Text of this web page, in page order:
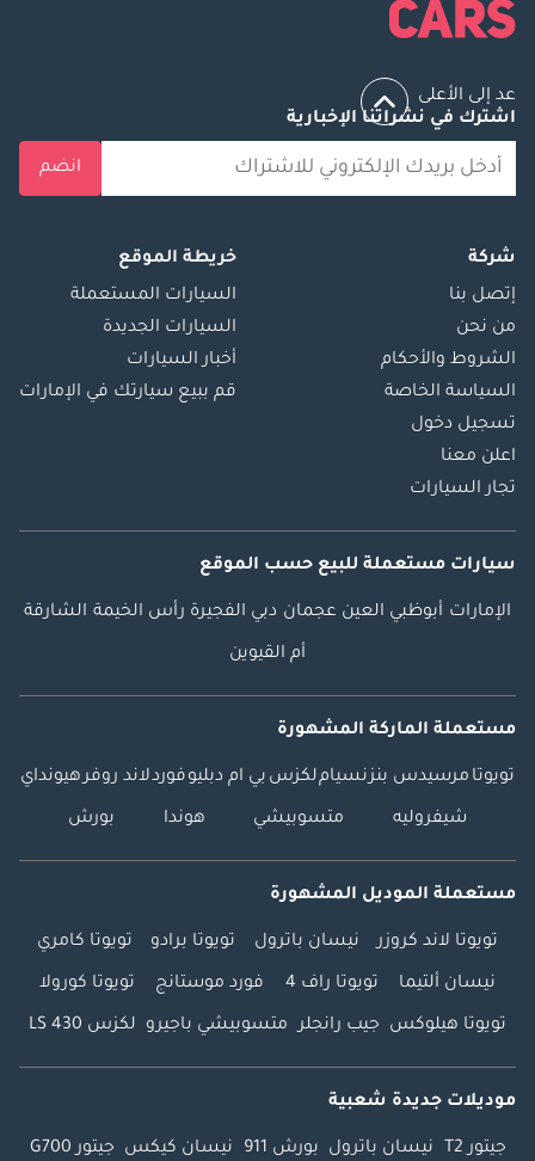
عد إلى الأعلى
اشترك في نشراتنا الإخبارية
انضم
شركة
إتصل بنا
من نحن
الشروط والأحكام
السياسة الخاصة
تسجيل دخول
اعلن معنا
تجار السيارات
خريطة الموقع
السيارات المستعملة
السيارات الجديدة
أخبار السيارات
قم ببيع سيارتك في الإمارات
سيارات مستعملة للبيع حسب الموقع
الإمارات أبوظبي العين عجمان دبي الفجيرة رأس الخيمة الشارقة
أم القيوين
مستعملة الماركة المشهورة
تويوتا مرسيدس بنزنسياملكزس بي ام دبليوفوردلاند روفرهيونداي
شيفروليه متسوبيشي هوندا بورش
مستعملة الموديل المشهورة
تويوتا لاند كروزر نيسان باترول تويوتا برادو تويوتا كامري
نيسان ألتيما تويوتا راف 4 فورد موستانج تويوتا كورولا
تويوتا هيلوكس جيب رانجلر متسوبيشي باجيرو لكزس LS 430
موديلات جديدة شعبية
جيتور T2 نيسان باترول بورش 911 نيسان كيكس جيتور G700